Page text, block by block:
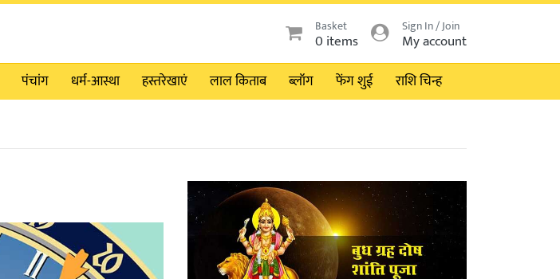
Basket
0 items
Sign In / Join
My account
पंचांग धर्म-आस्था हस्तरेखाएं लाल किताब ब्लॉग फेंग शुई राशि चिन्ह